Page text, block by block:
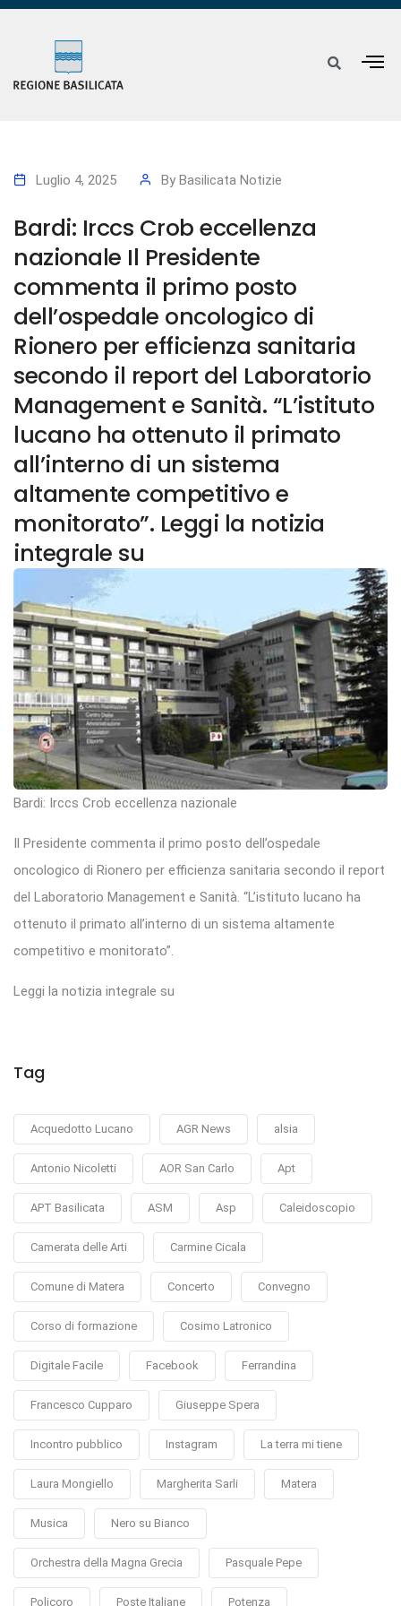
Luglio 4, 2025 By Basilicata Notizie
Bardi: Irccs Crob eccellenza
nazionale Il Presidente
commenta il primo posto
dell’ospedale oncologico di
Rionero per efficienza sanitaria
secondo il report del Laboratorio
Management e Sanità. “L’istituto
lucano ha ottenuto il primato
all’interno di un sistema
altamente competitivo e
monitorato”. Leggi la notizia
integrale su
Bardi: Irccs Crob eccellenza nazionale
Il Presidente commenta il primo posto dell’ospedale
oncologico di Rionero per efficienza sanitaria secondo il report
del Laboratorio Management e Sanità. “L’istituto lucano ha
ottenuto il primato all’interno di un sistema altamente
competitivo e monitorato”.
Leggi la notizia integrale su
Tag
Acquedotto Lucano AGR News alsia
Antonio Nicoletti AOR San Carlo Apt
APT Basilicata ASM Asp Caleidoscopio
Camerata delle Arti Carmine Cicala
Comune di Matera Concerto Convegno
Corso di formazione Cosimo Latronico
Digitale Facile Facebook Ferrandina
Francesco Cupparo Giuseppe Spera
Incontro pubblico Instagram La terra mi tiene
Laura Mongiello Margherita Sarli Matera
Musica Nero su Bianco
Orchestra della Magna Grecia Pasquale Pepe
Policoro Poste Italiane Potenza